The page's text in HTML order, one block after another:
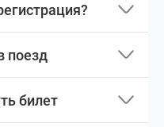
поезд
билет